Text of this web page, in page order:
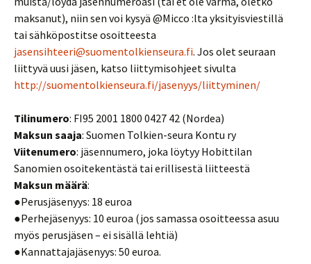
maksanut), niin sen voi kysyä @Micco :lta yksityisviestillä
tai sähköpostitse osoitteesta
jasensihteeri@suomentolkienseura.fi. Jos olet seuraan
liittyvä uusi jäsen, katso liittymisohjeet sivulta
http://suomentolkienseura.fi/jasenyys/liittyminen/
Tilinumero: FI95 2001 1800 0427 42 (Nordea)
Maksun saaja: Suomen Tolkien-seura Kontu ry
Viitenumero: jäsennumero, joka löytyy Hobittilan
Sanomien osoitekentästä tai erillisestä liitteestä
Maksun määrä:
●Perusjäsenyys: 18 euroa
●Perhejäsenyys: 10 euroa (jos samassa osoitteessa asuu
myös perusjäsen – ei sisällä lehtiä)
●Kannattajajäsenyys: 50 euroa.